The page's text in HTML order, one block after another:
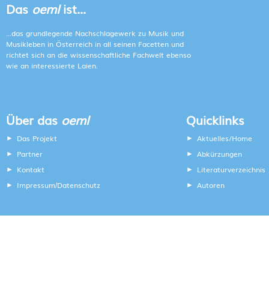
Das oemlist...
...das grundlegende Nachschlagewerk zu Musik und
Musikleben in Österreich in all seinen Facetten und
richtet sich an die wissenschaftliche Fachwelt ebenso
wie an interessierte Laien.
Über das oeml
Das Projekt
Partner
Kontakt
Impressum/Datenschutz
Quicklinks
Aktuelles/Home
Abkürzungen
Literaturverzeichnis
Autoren